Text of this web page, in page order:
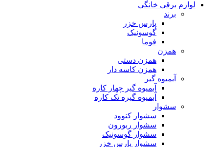
لوازم برقی خانگی
برند
پارس خزر
گوسونیک
فوما
همزن
همزن دستی
همزن کاسه دار
آبمیوه گیر
آبمیوه گیر چهار کاره
آبمیوه گیره تک کاره
سشوار
سشوار کنوود
سشوار ربورون
سشوار گوسونیک
سشوار پارس خزر